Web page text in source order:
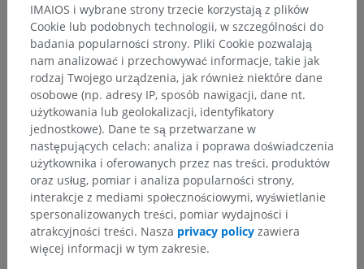
Hierarchia anatomiczna
Anatomia człowieka 2
Anatomia człowieka 1
IMAIOS i wybrane strony trzecie korzystają z plików
Cookie lub podobnych technologii, w szczególności do
badania popularności strony. Pliki Cookie pozwalają
nam analizować i przechowywać informacje, takie jak
rodzaj Twojego urządzenia, jak również niektóre dane
osobowe (np. adresy IP, sposób nawigacji, dane nt.
użytkowania lub geolokalizacji, identyfikatory
jednostkowe). Dane te są przetwarzane w
następujących celach: analiza i poprawa doświadczenia
użytkownika i oferowanych przez nas treści, produktów
oraz usług, pomiar i analiza popularności strony,
interakcje z mediami społecznościowymi, wyświetlanie
spersonalizowanych treści, pomiar wydajności i
atrakcyjności treści. Nasza privacy policy zawiera
więcej informacji w tym zakresie.